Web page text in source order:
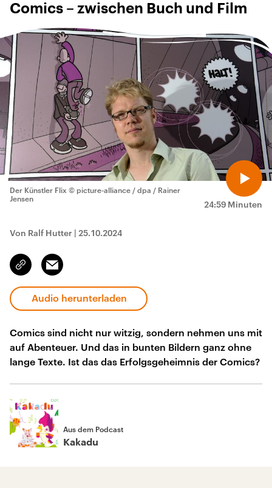
Comics – zwischen Buch und Film
24:59 Minuten
Der Künstler Flix © picture-alliance / dpa / Rainer
Jensen
Von Ralf Hutter | 25.10.2024
Link
kopieren/teilen
Email
Audio herunterladen
Comics sind nicht nur witzig, sondern nehmen uns mit
auf Abenteuer. Und das in bunten Bildern ganz ohne
lange Texte. Ist das das Erfolgsgeheimnis der Comics?
Aus dem Podcast
Kakadu